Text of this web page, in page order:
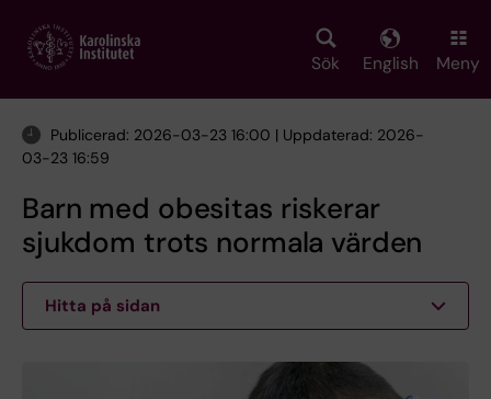
main
Sök English Meny
Publicerad: 2026-03-23 16:00 | Uppdaterad: 2026-
03-23 16:59
Barn med obesitas riskerar
sjukdom trots normala värden
Hitta på sidan